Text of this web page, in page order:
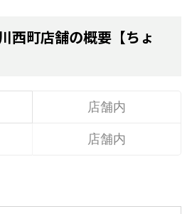
西町店舗の概要【ちょ
店舗内
店舗内